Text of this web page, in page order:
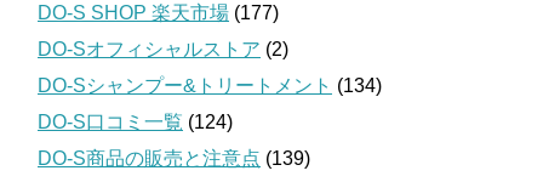
DO-S SHOP 楽天市場 (177)
DO-Sオフィシャルストア (2)
DO-Sシャンプー&トリートメント (134)
DO-S口コミ一覧 (124)
DO-S商品の販売と注意点 (139)